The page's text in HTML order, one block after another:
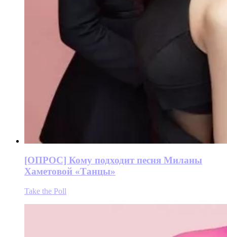
[ОПРОС] Кому подходит песня Миланы
Хаметовой «Танцы»
Take the Poll